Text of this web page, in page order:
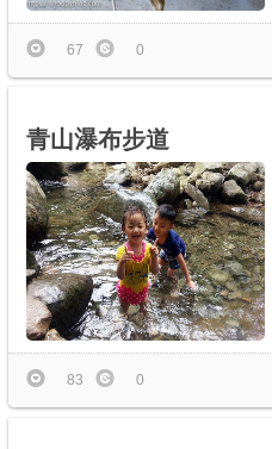
67 0
青山瀑布步道
83 0